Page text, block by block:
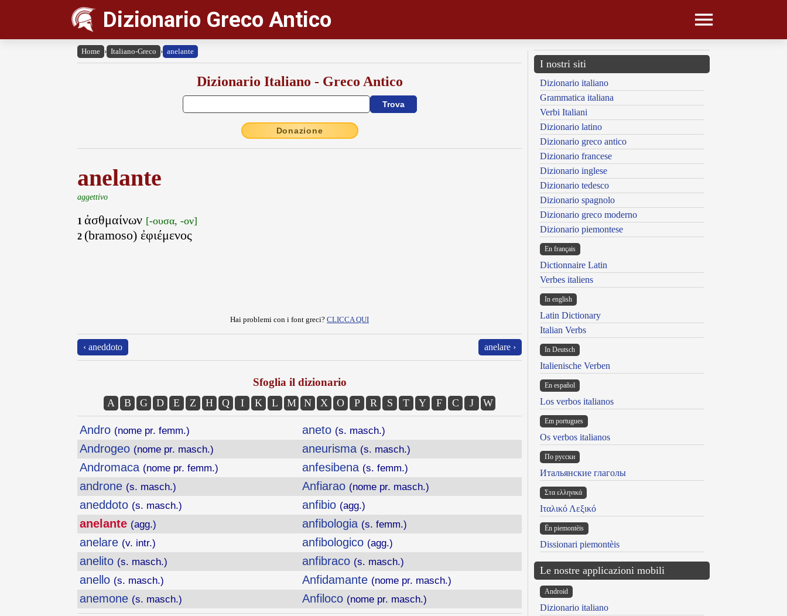
Dizionario Greco Antico
Home › Italiano-Greco › anelante
Dizionario Italiano - Greco Antico
Donazione
anelante
aggettivo
1 ἀσθμαίνων [-ουσα, -ον]
2 (bramoso) ἐφιέμενος
Hai problemi con i font greci? CLICCA QUI
‹ aneddoto anelare ›
Sfoglia il dizionario
A B G D E Z H Q I K L M N X O P R S T Y F C J W
Andro (nome pr. femm.)
Androgeo (nome pr. masch.)
Andromaca (nome pr. femm.)
androne (s. masch.)
aneddoto (s. masch.)
anelante (agg.)
anelare (v. intr.)
anelito (s. masch.)
anello (s. masch.)
anemone (s. masch.)
aneto (s. masch.)
aneurisma (s. masch.)
anfesibena (s. femm.)
Anfiarao (nome pr. masch.)
anfibio (agg.)
anfibologia (s. femm.)
anfibologico (agg.)
anfibraco (s. masch.)
Anfidamante (nome pr. masch.)
Anfiloco (nome pr. masch.)
I nostri siti
Dizionario italiano
Grammatica italiana
Verbi Italiani
Dizionario latino
Dizionario greco antico
Dizionario francese
Dizionario inglese
Dizionario tedesco
Dizionario spagnolo
Dizionario greco moderno
Dizionario piemontese
En français
Dictionnaire Latin
Verbes italiens
In english
Latin Dictionary
Italian Verbs
In Deutsch
Italienische Verben
En español
Los verbos italianos
Em portugues
Os verbos italianos
По русски
Итальянские глаголы
Στα ελληνικά
Ιταλικό Λεξικό
Ën piemontèis
Dissionari piemontèis
Le nostre applicazioni mobili
Android
Dizionario italiano